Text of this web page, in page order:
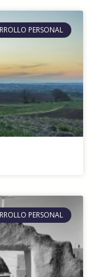
PERSONAL
PERSONAL